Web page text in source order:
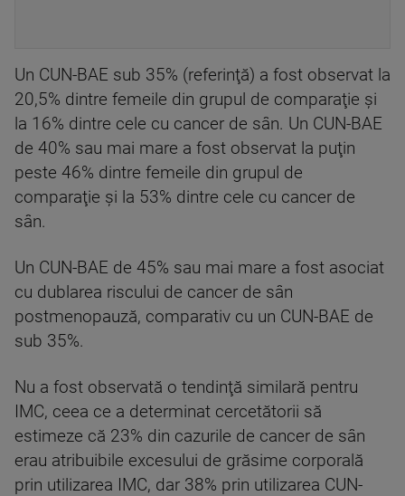
Un CUN-BAE sub 35% (referinţă) a fost observat la
20,5% dintre femeile din grupul de comparaţie şi
la 16% dintre cele cu cancer de sân. Un CUN-BAE
de 40% sau mai mare a fost observat la puţin
peste 46% dintre femeile din grupul de
comparaţie şi la 53% dintre cele cu cancer de
sân.
Un CUN-BAE de 45% sau mai mare a fost asociat
cu dublarea riscului de cancer de sân
postmenopauză, comparativ cu un CUN-BAE de
sub 35%.
Nu a fost observată o tendinţă similară pentru
IMC, ceea ce a determinat cercetătorii să
estimeze că 23% din cazurile de cancer de sân
erau atribuibile excesului de grăsime corporală
prin utilizarea IMC, dar 38% prin utilizarea CUN-